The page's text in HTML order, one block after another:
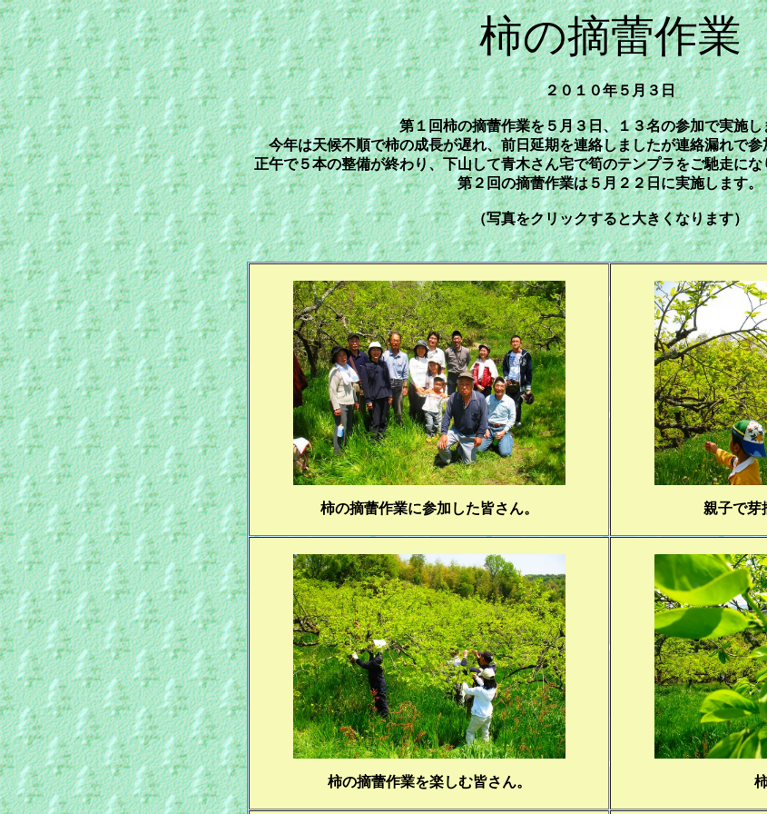
柿の摘蕾作業
２０１０年５月３日
第１回柿の摘蕾作業を５月３日、１３名の参加で実施し
今年は天候不順で柿の成長が遅れ、前日延期を連絡しましたが連絡漏れで
正午で５本の整備が終わり、下山して青木さん宅で筍のテンプラをご馳走に
第２回の摘蕾作業は５月２２日に実施します。
（写真をクリックすると大きくなります）
柿の摘蕾作業に参加した皆さん。 親子で芽
柿の摘蕾作業を楽しむ皆さん。